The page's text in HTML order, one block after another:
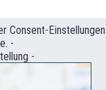
Consent-Einstellungen
-
-